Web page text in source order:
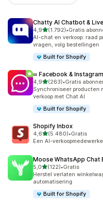
Chatty AI Chatbot &
4,9van 5 sterren
(1.792)
1792 recensies in totaal
•Gratis
AI-chat en verkoop: raad
vragen, volg bestellingen
Built for Shopify
∞ Facebook &
4,9van 5 sterren
(263)
263 recensies in totaal
•Gratis
Synchroniseer producten
verkoop met Chat AI
Built for Shopify
Shopify Inbox
4,6van 5 sterren
(5.480)
5480 recensies in totaal
•Gratis
Een AI-
Moose WhatsApp Chat
5,0van 5 sterren
(122)
122 recensies in totaal
•Gratis
Herstel verlaten
automatisering
Built for Shopify